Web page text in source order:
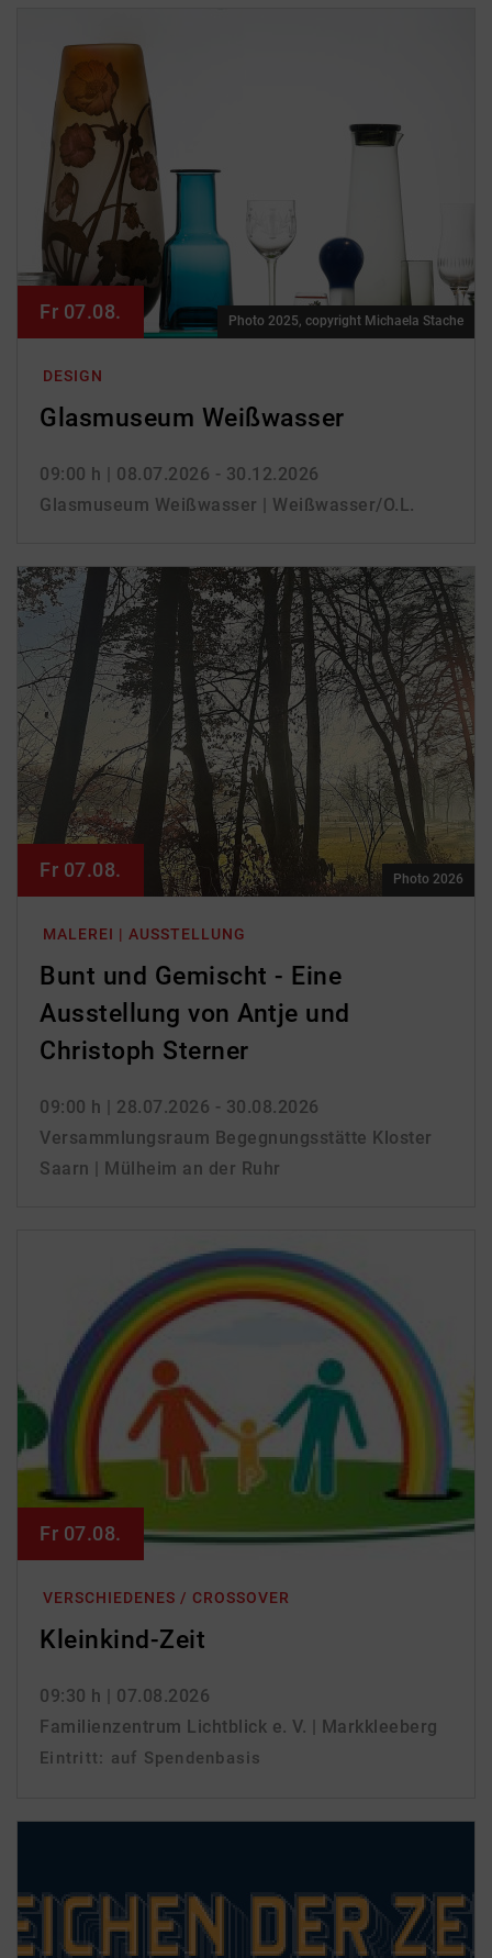
DESIGN
Glasmuseum Weißwasser
09:00 h | 08.07.2026 - 30.12.2026
Glasmuseum Weißwasser | Weißwasser/O.L.
Fr 07.08. Photo 2025, copyright Michaela Stache
MALEREI | AUSSTELLUNG
Bunt und Gemischt - Eine
Ausstellung von Antje und
Christoph Sterner
09:00 h | 28.07.2026 - 30.08.2026
Versammlungsraum Begegnungsstätte Kloster
Saarn | Mülheim an der Ruhr
Fr 07.08. Photo 2026
VERSCHIEDENES / CROSSOVER
Kleinkind-Zeit
09:30 h | 07.08.2026
Familienzentrum Lichtblick e. V. | Markkleeberg
Eintritt: auf Spendenbasis
Fr 07.08.